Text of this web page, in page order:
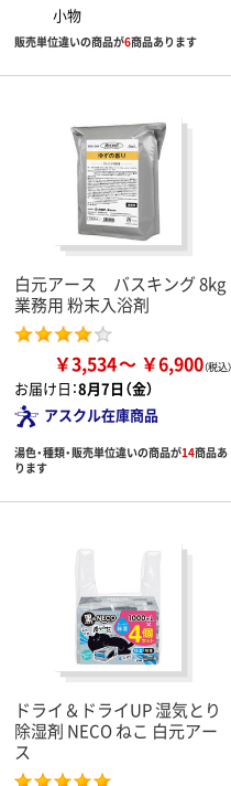
小物
販売単位違いの商品が6商品あります
白元アース バスキング 8kg
業務用 粉末入浴剤
￥3,534 ￥6,900
お届け日：8月7日（金）
アスクル在庫商品
湯色・種類・販売単位違いの商品が14商品あ
ります
ドライ＆ドライUP 湿気とり
除湿剤 NECO ねこ 白元アー
ス